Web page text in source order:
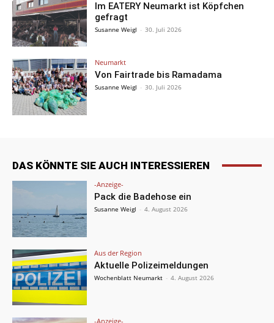
Im EATERY Neumarkt ist Köpfchen
gefragt
Susanne Weigl - 30. Juli 2026
Neumarkt
Von Fairtrade bis Ramadama
Susanne Weigl - 30. Juli 2026
DAS KÖNNTE SIE AUCH INTERESSIEREN
-Anzeige-
Pack die Badehose ein
Susanne Weigl - 4. August 2026
Aus der Region
Aktuelle Polizeimeldungen
Wochenblatt Neumarkt - 4. August 2026
-Anzeige-